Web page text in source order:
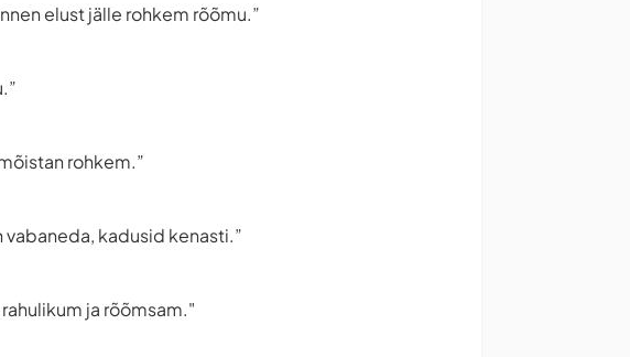
elust jälle rohkem rõõmu.”
rohkem.”
kadusid kenasti.”
ja rõõmsam."